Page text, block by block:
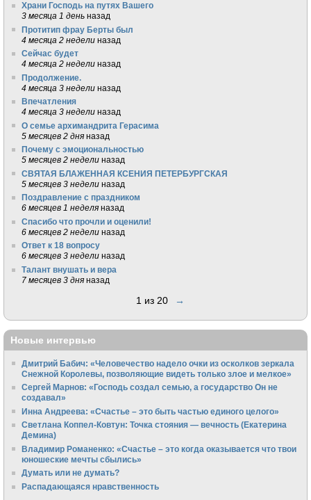
Храни Господь на путях Вашего
3 месяца 1 день назад
Протитип фрау Берты был
4 месяца 2 недели назад
Сейчас будет
4 месяца 2 недели назад
Продолжение.
4 месяца 3 недели назад
Впечатления
4 месяца 3 недели назад
О семье архимандрита Герасима
5 месяцев 2 дня назад
Почему с эмоциональностью
5 месяцев 2 недели назад
СВЯТАЯ БЛАЖЕННАЯ КСЕНИЯ ПЕТЕРБУРГСКАЯ
5 месяцев 3 недели назад
Поздравление с праздником
6 месяцев 1 неделя назад
Спасибо что прочли и оценили!
6 месяцев 2 недели назад
Ответ к 18 вопросу
6 месяцев 3 недели назад
Талант внушать и вера
7 месяцев 3 дня назад
1 из 20 →
Новые интервью
Дмитрий Бабич: «Человечество надело очки из осколков зеркала
Снежной Королевы, позволяющие видеть только злое и мелкое»
Сергей Марнов: «Господь создал семью, а государство Он не
создавал»
Инна Андреева: «Счастье – это быть частью единого целого»
Светлана Коппел-Ковтун: Точка стояния — вечность (Екатерина
Демина)
Владимир Романенко: «Счастье – это когда оказывается что твои
юношеские мечты сбылись»
Думать или не думать?
Распадающаяся нравственность